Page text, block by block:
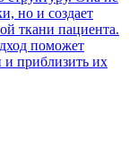
но и создает
ткани пациента.
поможет
и приблизить их